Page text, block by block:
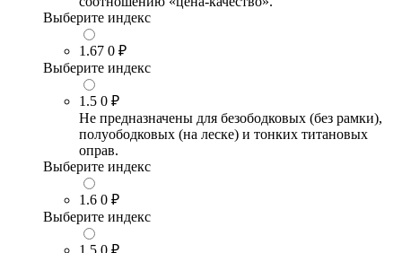
Выберите индекс
1.67 0 ₽
Выберите индекс
1.5 0 ₽
Не предназначены для безободковых (без рамки),
полуободковых (на леске) и тонких титановых
оправ.
Выберите индекс
1.6 0 ₽
Выберите индекс